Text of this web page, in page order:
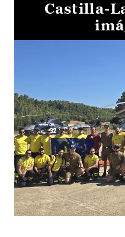
Castilla-